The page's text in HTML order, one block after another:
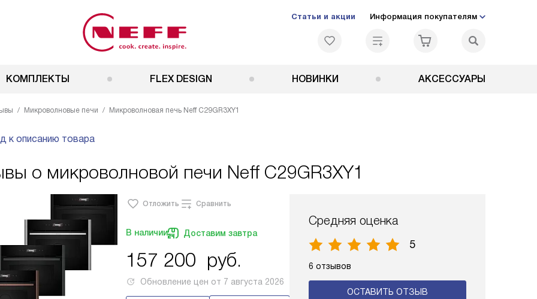
Статьи и акции Информация покупателям
КОМПЛЕКТЫ FLEX DESIGN НОВИНКИ АКСЕССУАРЫ
Микроволновые печи Микроволновая печь Neff C29GR3XY1
к описанию товара
о микроволновой печи Neff C29GR3XY1
Отложить Сравнить
В наличии Доставим завтра
157 200 руб.
Обновление цен от 7 августа 2026
Средняя оценка
5
6 отзывов
ОСТАВИТЬ ОТЗЫВ